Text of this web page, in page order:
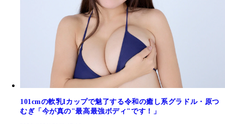
101cmの軟乳Iカップで魅了する令和の癒し系グラドル・原つ
むぎ「今が真の"最高最強ボディ"です！」